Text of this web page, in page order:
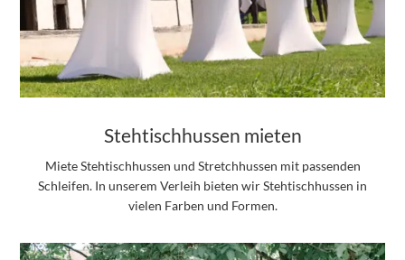
Stehtischhussen mieten
Miete Stehtischhussen und Stretchhussen mit passenden
Schleifen. In unserem Verleih bieten wir Stehtischhussen in
vielen Farben und Formen.